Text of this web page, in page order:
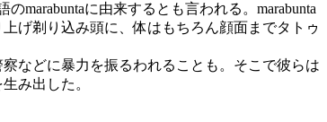
marabuntaに由来するとも言われる。marabunta
げ剃り込み頭に、体はもちろん顔面までタトゥ
などに暴力を振るわれることも。そこで彼らは
み出した。